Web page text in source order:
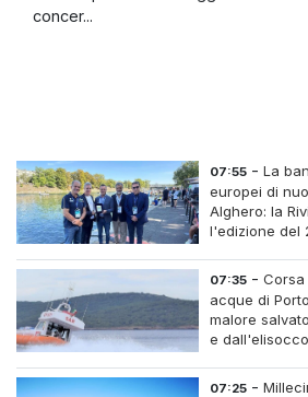
concer...
07:55 -La
europei di
Alghero: la
l'edizione del
07:35 -
acque di
malore
e
07:25 -